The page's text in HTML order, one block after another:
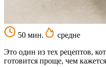
50 мин.
средне
Это один из тех рецептов,
готовится проще, чем